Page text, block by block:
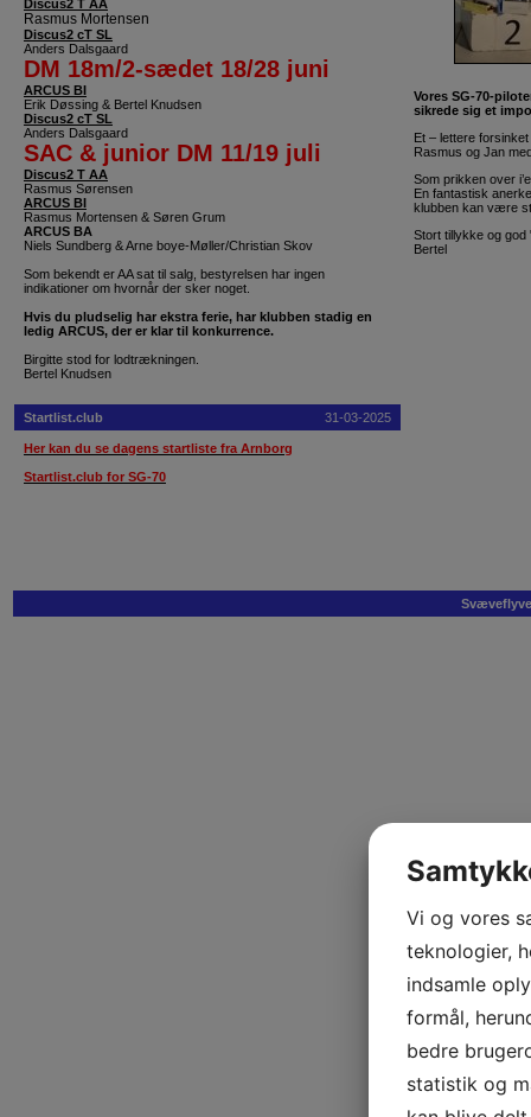
Discus2 T AA
Rasmus Mortensen
Discus2 cT SL
Anders Dalsgaard
DM 18m/2-sædet 18/28 juni
ARCUS BI
Erik Døssing & Bertel Knudsen
Discus2 cT SL
Anders Dalsgaard
SAC & junior DM 11/19 juli
Discus2 T AA
Rasmus Sørensen
ARCUS BI
Rasmus Mortensen & Søren Grum
ARCUS BA
Niels Sundberg & Arne boye-Møller/Christian Skov
Som bekendt er AA sat til salg, bestyrelsen har ingen
indikationer om hvornår der sker noget.
Hvis du pludselig har ekstra ferie, har klubben stadig en
ledig ARCUS, der er klar til konkurrence.
Birgitte stod for lodtrækningen.
Bertel Knudsen
Startlist.club 31-03-2025
Her kan du se dagens startliste fra Arnborg
Startlist.club for SG-70
Vores SG-70-
sikrede sig et
Et – lettere
Rasmus og Jan
Som prikken over
En fantastisk
klubben kan være
Stort tillykke og
Bertel
Vi og vores
teknologier,
indsamle
formål,
bedre
statistik og